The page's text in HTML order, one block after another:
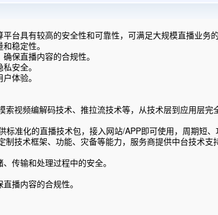
台具有较高的安全性和可靠性，可满足大规模直播业务的
稳定性。
保直播内容的合规性。
安全。
体验。
视频编解码技术、推拉流技术等，从技术层到应用层
准化的直播技术包，接入网站/APP即可使用，周期短、
技术框架、功能、灾备等能力，服务商提供中台技术支
传输和处理过程中的安全。
播内容的合规性。